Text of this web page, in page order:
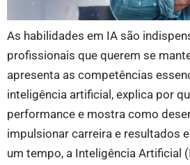
As habilidades em IA são
profissionais que querem se
apresenta as competências
inteligência artificial, explica por
performance e mostra como
impulsionar carreira e resultados
um tempo, a Inteligência Artificial